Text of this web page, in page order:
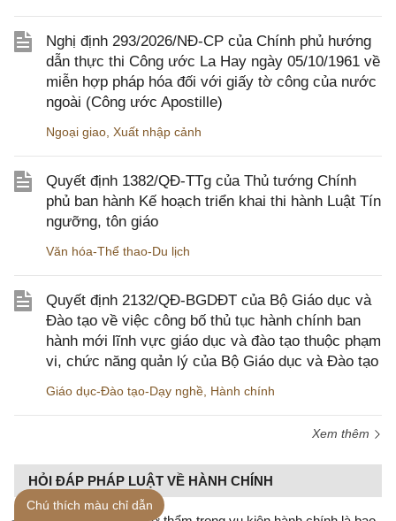
Nghị định 293/2026/NĐ-CP của Chính phủ hướng
dẫn thực thi Công ước La Hay ngày 05/10/1961 về
miễn hợp pháp hóa đối với giấy tờ công của nước
ngoài (Công ước Apostille)
Ngoại giao Xuất nhập cảnh
Quyết định 1382/QĐ-TTg của Thủ tướng Chính
phủ ban hành Kế hoạch triển khai thi hành Luật Tín
ngưỡng, tôn giáo
Văn hóa-Thể thao-Du lịch
Quyết định 2132/QĐ-BGDĐT của Bộ Giáo dục và
Đào tạo về việc công bố thủ tục hành chính ban
hành mới lĩnh vực giáo dục và đào tạo thuộc phạm
vi, chức năng quản lý của Bộ Giáo dục và Đào tạo
Giáo dục-Đào tạo-Dạy nghề Hành chính
Xem thêm
HỎI ĐÁP PHÁP LUẬT VỀ HÀNH CHÍNH
Chú thích màu chỉ dẫn